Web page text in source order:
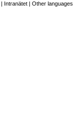
| Intranätet | Other languages